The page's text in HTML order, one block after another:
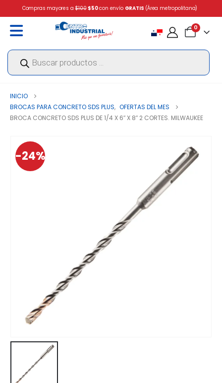
Compras mayores a$100 $50con envío GRATIS (Área metropolitana)
0
Búsqueda
productos
INICIO
BROCAS PARA CONCRETO SDS PLUS, OFERTAS DEL MES
BROCA CONCRETO SDS PLUS DE 1/4 X 6″ X 8″ 2 CORTES. MILWAUKEE
-24%